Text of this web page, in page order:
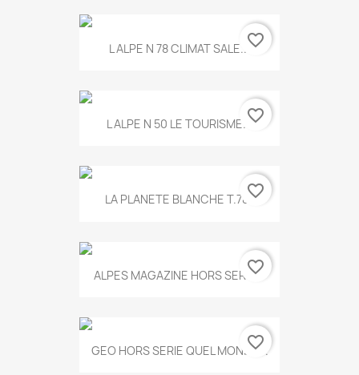
L ALPE N 78 CLIMAT SALE...favorite_border
L ALPE N 50 LE TOURISME...favorite_border
LA PLANETE BLANCHE T.785favorite_border
ALPES MAGAZINE HORS SERIE...
favorite_border
GEO HORS SERIE QUEL MONDE...
favorite_border